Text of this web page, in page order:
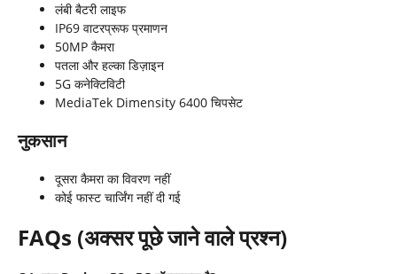
लंबी बैटरी लाइफ
IP69 वाटरप्रूफ प्रमाणन
50MP कैमरा
पतला और हल्का डिज़ाइन
5G कनेक्टिविटी
MediaTek Dimensity 6400 चिपसेट
नुकसान
दूसरा कैमरा का विवरण नहीं
कोई फास्ट चार्जिंग नहीं दी गई
FAQs (अक्सर पूछे जाने वाले प्रश्न)